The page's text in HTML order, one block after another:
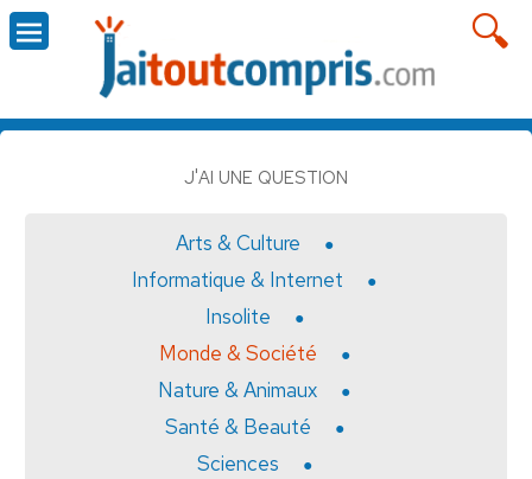
J'AI UNE QUESTION
Arts & Culture
Informatique & Internet
Insolite
Monde & Société
Nature & Animaux
Santé & Beauté
Sciences